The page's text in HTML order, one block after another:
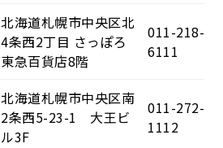
北海道札幌市中央区北
4条西2丁目 さっぽろ
東急百貨店8階
011-218-
6111
北海道札幌市中央区南
2条西5-23-1 大王ビ
ル3F
011-272-
1112